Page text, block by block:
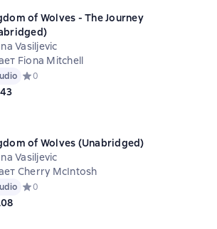
of Wolves - The Journey
Vasiljevic
Fiona Mitchell
Средний рейтинг 0 на основе 0 оценок
0
of Wolves (Unabridged)
Vasiljevic
Cherry McIntosh
Средний рейтинг 0 на основе 0 оценок
0